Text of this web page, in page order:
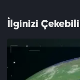
İlginizi